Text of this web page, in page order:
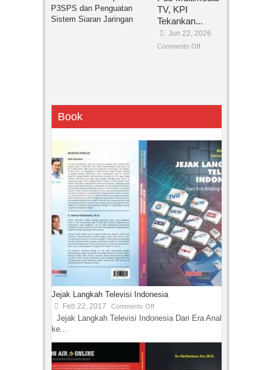
TV, KPI
Tekankan...
Jun 22, 2026
Comments Off
Book
Jejak Langkah Televisi Indonesia
Feb 22, 2017 Comments Off
Jejak Langkah Televisi Indonesia Dari Era Analog
ke...